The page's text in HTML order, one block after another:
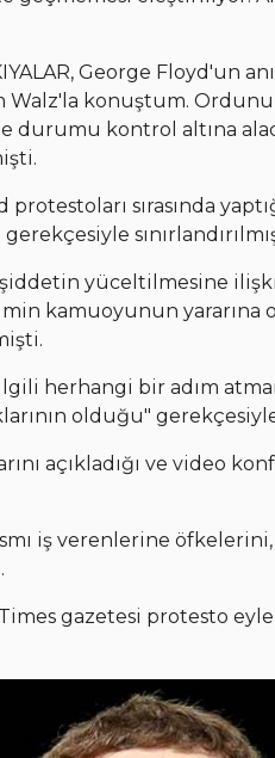
George Floyd'un
Walz'la konuştum.
durumu kontrol altına
protestoları sırasında
şiddetin yüceltilmesine
kamuoyunun yararına
ilgili herhangi bir adım
olduğu" gerekçesiyle
açıkladığı ve video
iş verenlerine
gazetesi protesto